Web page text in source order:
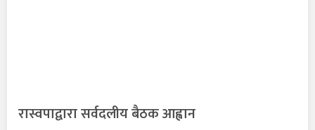
रास्वपाद्वारा सर्वदलीय बैठक आह्वान